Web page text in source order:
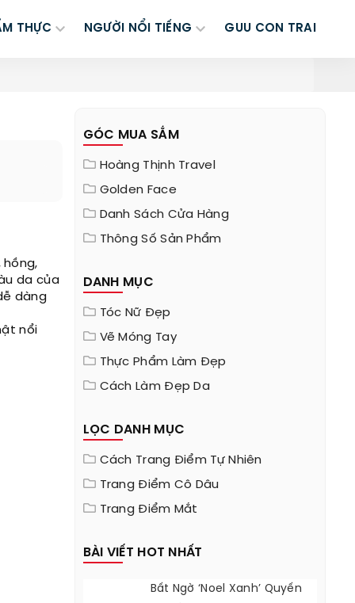
THỰC NGƯỜI NỔI TIẾNG GUU CON TRAI
hồng,
da của
dàng
nổi
GÓC MUA SẮM
Hoàng Thịnh Travel
Golden Face
Danh Sách Cửa Hàng
Thông Số Sản Phẩm
DANH MỤC
Tóc Nữ Đẹp
Vẽ Móng Tay
Thực Phẩm Làm Đẹp
Cách Làm Đẹp Da
LỌC DANH MỤC
Cách Trang Điểm Tự Nhiên
Trang Điểm Cô Dâu
Trang Điểm Mắt
BÀI VIẾT HOT NHẤT
Bất Ngờ ‘Noel Xanh’ Quyến